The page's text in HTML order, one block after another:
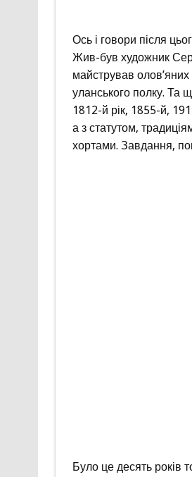
Ось і говори після
Жив-був художник
майстрував
уланського полку. Та
1812-й рік, 1855-й,
а з статутом,
хортами. Завдання,
Було це десять років